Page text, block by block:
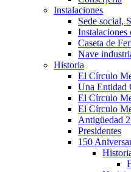
Instalaciones
Sede social,
Instalaciones
Caseta de
Nave
Historia
El Círculo
Una Entidad
El Círculo
El Círculo
Antigüedad
Presidentes
150